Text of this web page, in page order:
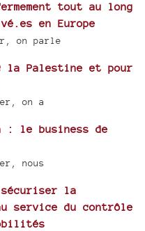
tout au long
en Europe
on parle
la Palestine et pour
on a
: le business de
nous
la
service du contrôle